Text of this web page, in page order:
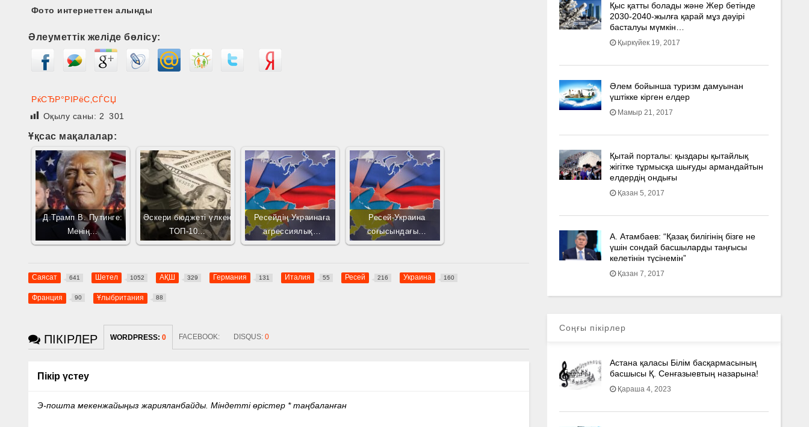
Фото интернеттен алынды
Әлеуметтік желіде бөлісу:
РќСЂР°РІРёС‚СЃСЏ
Оқылу саны: 2 301
Ұқсас мақалалар:
Д.Трамп В. Путинге:
Менің…
Әскери бюджеті үлкен
ТОП-10…
Ресейдің Украинаға
агрессиялық…
Ресей-Украина
соғысындағы…
Саясат 641 Шетел 1052 АҚШ 329 Германия 131 Италия 55 Ресей 216 Украина 160
Франция 90 Ұлыбритания 88
ПІКІРЛЕР WORDPRESS:0 FACEBOOK: DISQUS:0
Пікір үстеу
Э-пошта мекенжайыңыз жарияланбайды.Міндетті өрістер *таңбаланған
Қыс қатты болады және Жер бетінде
2030-2040­-жылға қарай мұз дәуірі
басталуы мүмкін…
Қыркүйек 19, 2017
Әлем бойынша туризм дамуынан
үштікке кірген елдер
Мамыр 21, 2017
Қытай порталы: қыздары қытайлық
жігітке тұрмысқа шығуды армандайтын
елдердің ондығы
Қазан 5, 2017
А. Атамбаев: “Қазақ билігінің бізге не
үшін сондай басшыларды таңғысы
келетінін түсінемін”
Қазан 7, 2017
Соңғы пікірлер
Астана қаласы Білім басқармасының
басшысы Қ. Сенғазыевтың назарына!
Қараша 4, 2023